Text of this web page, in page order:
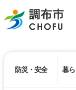
調布市
防災・安全 暮